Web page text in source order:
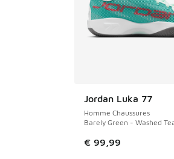
Jordan Luka 77
Homme Chaussures
Barely Green - Washed
€ 99,99